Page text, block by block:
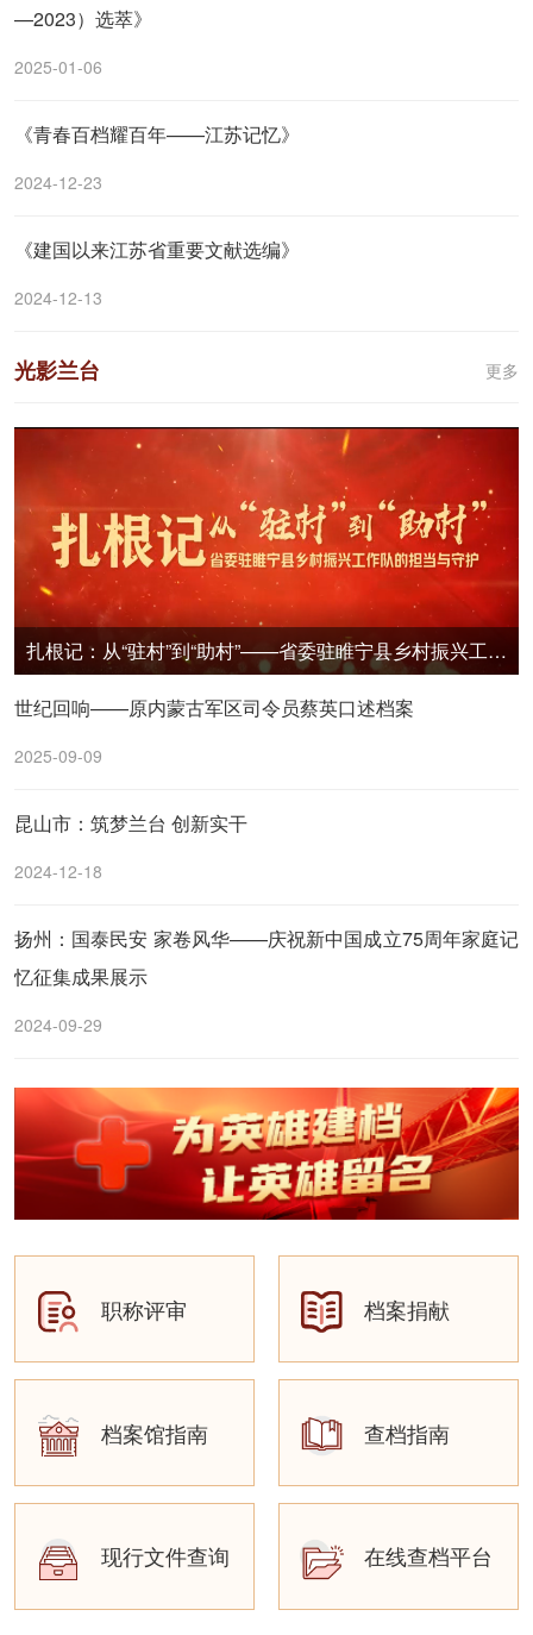
—2023）选萃》
2025-01-06
《青春百档耀百年——江苏记忆》
2024-12-23
《建国以来江苏省重要文献选编》
2024-12-13
光影兰台 更多
扎根记：从“驻村”到“助村”——省委驻睢宁县乡村振兴工作队的担当与守护
世纪回响——原内蒙古军区司令员蔡英口述档案
2025-09-09
昆山市：筑梦兰台 创新实干
2024-12-18
扬州：国泰民安 家卷风华——庆祝新中国成立75周年家庭记
忆征集成果展示
2024-09-29
职称评审 档案捐献
档案馆指南 查档指南
现行文件查询 在线查档平台